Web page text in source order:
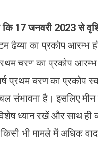
कि 17जनवरी 2023से
ढैय्या का प्रकोप आरम्भ
चरण का प्रकोप
प्रथम चरण का प्रकोप
संभावना है। इसलिए
ध्यान रखें और साथ ही
किसी भी मामले में अधिक